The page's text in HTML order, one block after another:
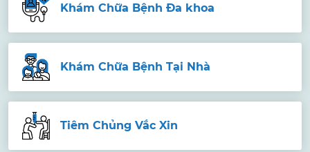
Khám Chữa Bệnh Đa khoa
Khám Chữa Bệnh Tại Nhà
Tiêm Chủng Vắc Xin